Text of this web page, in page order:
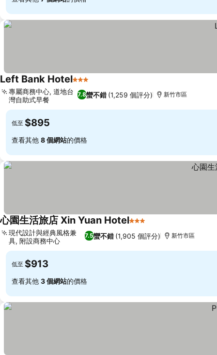
Left Bank Hotel3 星級
7.8蠻不錯 (1,259 個評分)
專屬商務中心, 道地台
灣自助式早餐
新竹市區
低至 $895
查看其他 8 個網站的價格
心園生活旅店 Xin Yuan Hotel3 星級
7.5蠻不錯 (1,905 個評分)
現代設計與經典風格兼
具, 附設商務中心
新竹市區
低至 $913
查看其他 3 個網站的價格